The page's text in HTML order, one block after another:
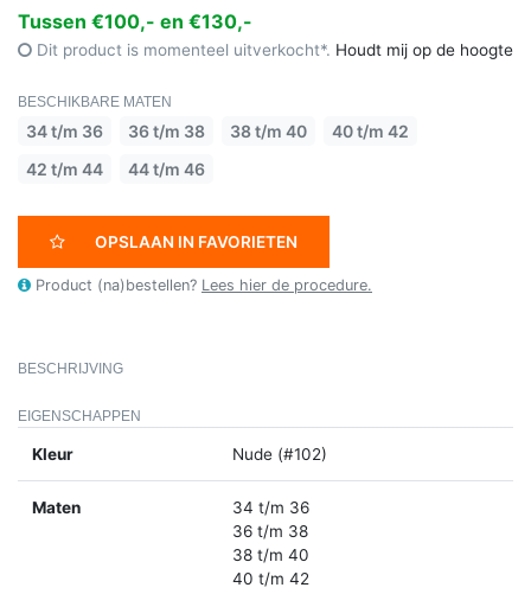
Tussen €100,- en €130,-
Dit product is momenteel uitverkocht*. Houdt mij op de hoogte
BESCHIKBARE MATEN
34 t/m 36 36 t/m 38 38 t/m 40
40 t/m 42
42 t/m 44
44 t/m 46
OPSLAAN IN FAVORIETEN
Product (na)bestellen? Lees hier de procedure.
BESCHRIJVING
EIGENSCHAPPEN
Kleur Nude (#102)
Maten
34 t/m 36
36 t/m 38
38 t/m 40
40 t/m 42